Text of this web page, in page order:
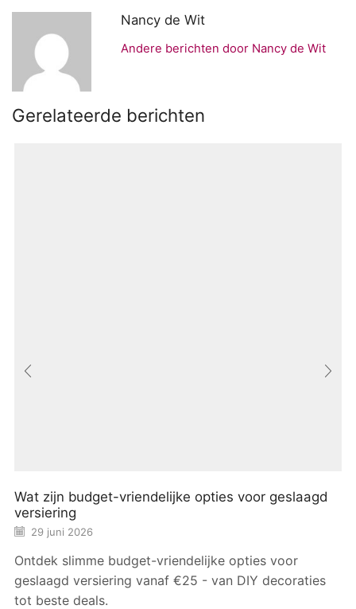
Nancy de Wit
Andere berichten door Nancy de Wit
Gerelateerde berichten
Wat zijn budget-vriendelijke opties voor geslaagd
versiering
29 juni 2026
Ontdek slimme budget-vriendelijke opties voor
geslaagd versiering vanaf €25 - van DIY decoraties
tot beste deals.